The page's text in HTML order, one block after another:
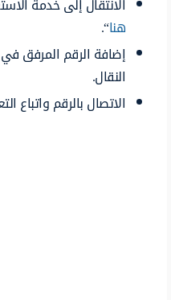
هنا“.
إضافة الرقم المرفق
النقال.
الاتصال بالرقم واتباع